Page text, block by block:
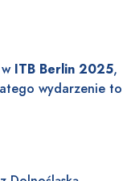
ITB Berlin 2025,
wydarzenie to